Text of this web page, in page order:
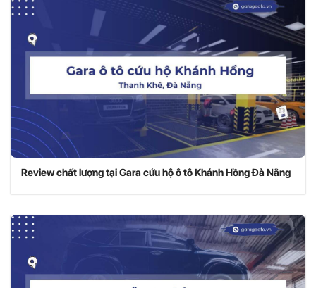
Review chất lượng tại Gara cứu hộ ô tô Khánh Hồng Đà Nẵng